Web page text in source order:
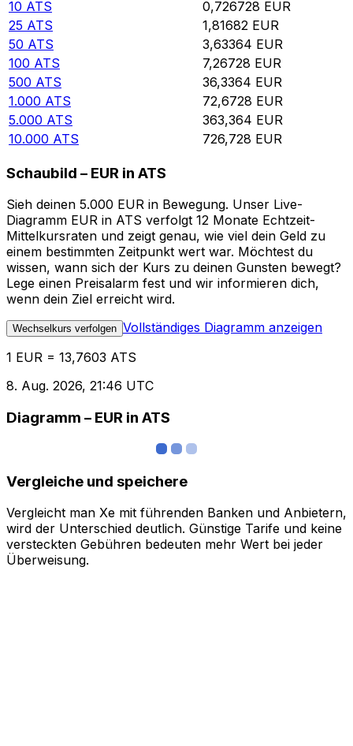
10 ATS 0,726728 EUR
25 ATS 1,81682 EUR
50 ATS 3,63364 EUR
100 ATS 7,26728 EUR
500 ATS 36,3364 EUR
1.000 ATS 72,6728 EUR
5.000 ATS 363,364 EUR
10.000 ATS 726,728 EUR
Schaubild – EUR in ATS
Sieh deinen 5.000 EUR in Bewegung. Unser Live-
Diagramm EUR in ATS verfolgt 12 Monate Echtzeit-
Mittelkursraten und zeigt genau, wie viel dein Geld zu
einem bestimmten Zeitpunkt wert war. Möchtest du
wissen, wann sich der Kurs zu deinen Gunsten bewegt?
Lege einen Preisalarm fest und wir informieren dich,
wenn dein Ziel erreicht wird.
Wechselkurs verfolgen Vollständiges Diagramm anzeigen
1 EUR = 13,7603 ATS
8. Aug. 2026, 21:46 UTC
Diagramm – EUR in ATS
Vergleiche und speichere
Vergleicht man Xe mit führenden Banken und Anbietern,
wird der Unterschied deutlich. Günstige Tarife und keine
versteckten Gebühren bedeuten mehr Wert bei jeder
Überweisung.